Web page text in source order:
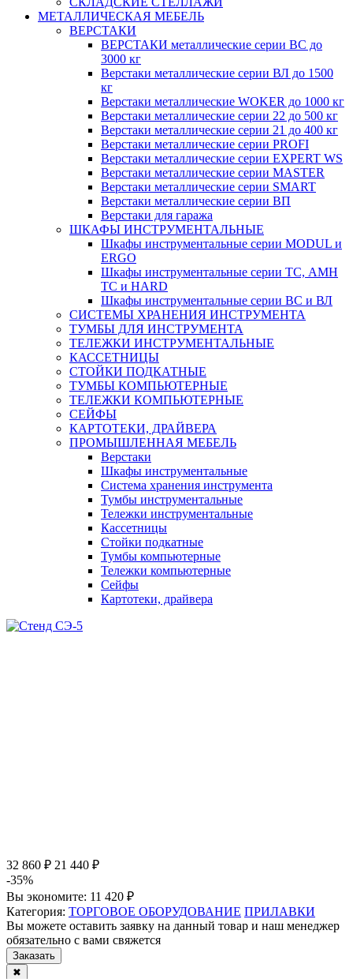
МЕТАЛЛИЧЕСКАЯ МЕБЕЛЬ
ВЕРСТАКИ
ВЕРСТАКИ металлические серии ВС до
3000 кг
Верстаки металлические серии ВЛ до 1500
кг
Верстаки металлические WOKER до 1000 кг
Верстаки металлические серии 22 до 500 кг
Верстаки металлические серии 21 до 400 кг
Верстаки металлические серии PROFI
Верстаки металлические серии EXPERT WS
Верстаки металлические серии MASTER
Верстаки металлические серии SMART
Верстаки металлические серии ВП
Верстаки для гаража
ШКАФЫ ИНСТРУМЕНТАЛЬНЫЕ
Шкафы инструментальные серии MODUL и
ERGO
Шкафы инструментальные серии ТС, АМН
ТС и HARD
Шкафы инструментальные серии ВС и ВЛ
СИСТЕМЫ ХРАНЕНИЯ ИНСТРУМЕНТА
ТУМБЫ ДЛЯ ИНСТРУМЕНТА
ТЕЛЕЖКИ ИНСТРУМЕНТАЛЬНЫЕ
КАССЕТНИЦЫ
СТОЙКИ ПОДКАТНЫЕ
ТУМБЫ КОМПЬЮТЕРНЫЕ
ТЕЛЕЖКИ КОМПЬЮТЕРНЫЕ
СЕЙФЫ
КАРТОТЕКИ, ДРАЙВЕРА
ПРОМЫШЛЕННАЯ МЕБЕЛЬ
Верстаки
Шкафы инструментальные
Система хранения инструмента
Тумбы инструментальные
Тележки инструментальные
Кассетницы
Стойки подкатные
Тумбы компьютерные
Тележки компьютерные
Сейфы
Картотеки, драйвера
32 860 ₽ 21 440 ₽
-35%
Вы экономите: 11 420 ₽
Категория: ТОРГОВОЕ ОБОРУДОВАНИЕ ПРИЛАВКИ
Вы можете оставить заявку на данный товар и наш менеджер
обязательно с вами свяжется
Заказать
✖